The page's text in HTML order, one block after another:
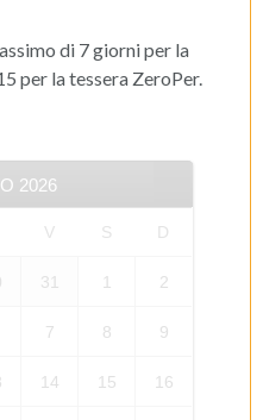
di 7 giorni per la
per la tessera ZeroPer.
2026
V S D
31 1 2
7 8 9
14 15 16